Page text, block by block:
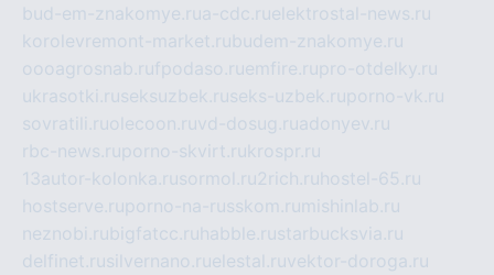
bud-em-znakomye.rua-cdc.ruelektrostal-news.ru
korolevremont-market.rubudem-znakomye.ru
oooagrosnab.rufpodaso.ruemfire.rupro-otdelky.ru
ukrasotki.ruseksuzbek.ruseks-uzbek.ruporno-vk.ru
sovratili.ruolecoon.ruvd-dosug.ruadonyev.ru
rbc-news.ruporno-skvirt.rukrospr.ru
13autor-kolonka.rusormol.ru2rich.ru hostel-65.ru
hostserve.ruporno-na-russkom.ru mishinlab.ru
neznobi.rubigfatcc.ru habble.rustarbucksvia.ru
delfinet.rusilvernano.ruelestal.ruvektor-doroga.ru